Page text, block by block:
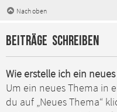
Nach oben
Beiträge schreiben
Wie erstelle ich ein
Um ein neues Thema in
du auf „Neues Thema“